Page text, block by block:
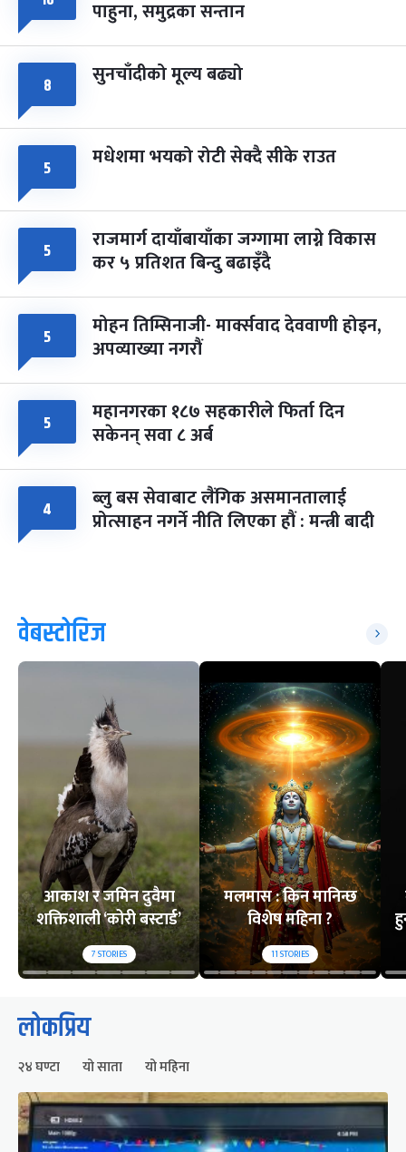
सोम चैत्र ८, २०८३-Mar 22, 2027
पाहुना, समुद्रका सन्तान
८ सुनचाँदीको मूल्य बढ्यो
५ मधेशमा भयको रोटी सेक्दै सीके राउत
५ राजमार्ग दायाँबायाँका जग्गामा लाग्ने विकास
कर ५ प्रतिशत बिन्दु बढाइँदै
५ मोहन तिम्सिनाजी- मार्क्सवाद देववाणी होइन,
अपव्याख्या नगरौं
५ महानगरका १८७ सहकारीले फिर्ता दिन
सकेनन् सवा ८ अर्ब
४ ब्लु बस सेवाबाट लैंगिक असमानतालाई
प्रोत्साहन नगर्ने नीति लिएका हौं : मन्त्री बादी
वेबस्टोरिज
आकाश र जमिन दुवैमा
शक्तिशाली ‘कोरी बस्टार्ड’
7STORIES
मलमास : किन मानिन्छ
विशेष महिना ?
11STORIES
लोकप्रिय
२४ घण्टा यो साता यो महिना